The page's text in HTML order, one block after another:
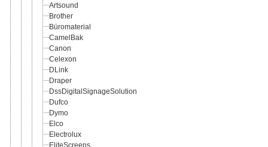
Artsound
Brother
Büromaterial
CamelBak
Canon
Celexon
DLink
Draper
DssDigitalSignageSolution
Dufco
Dymo
Elco
Electrolux
EliteScreens